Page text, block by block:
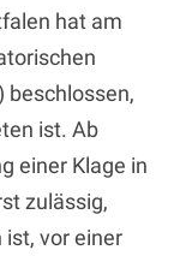
hat am
beschlossen,
ist. Ab
einer Klage in
zulässig,
vor einer